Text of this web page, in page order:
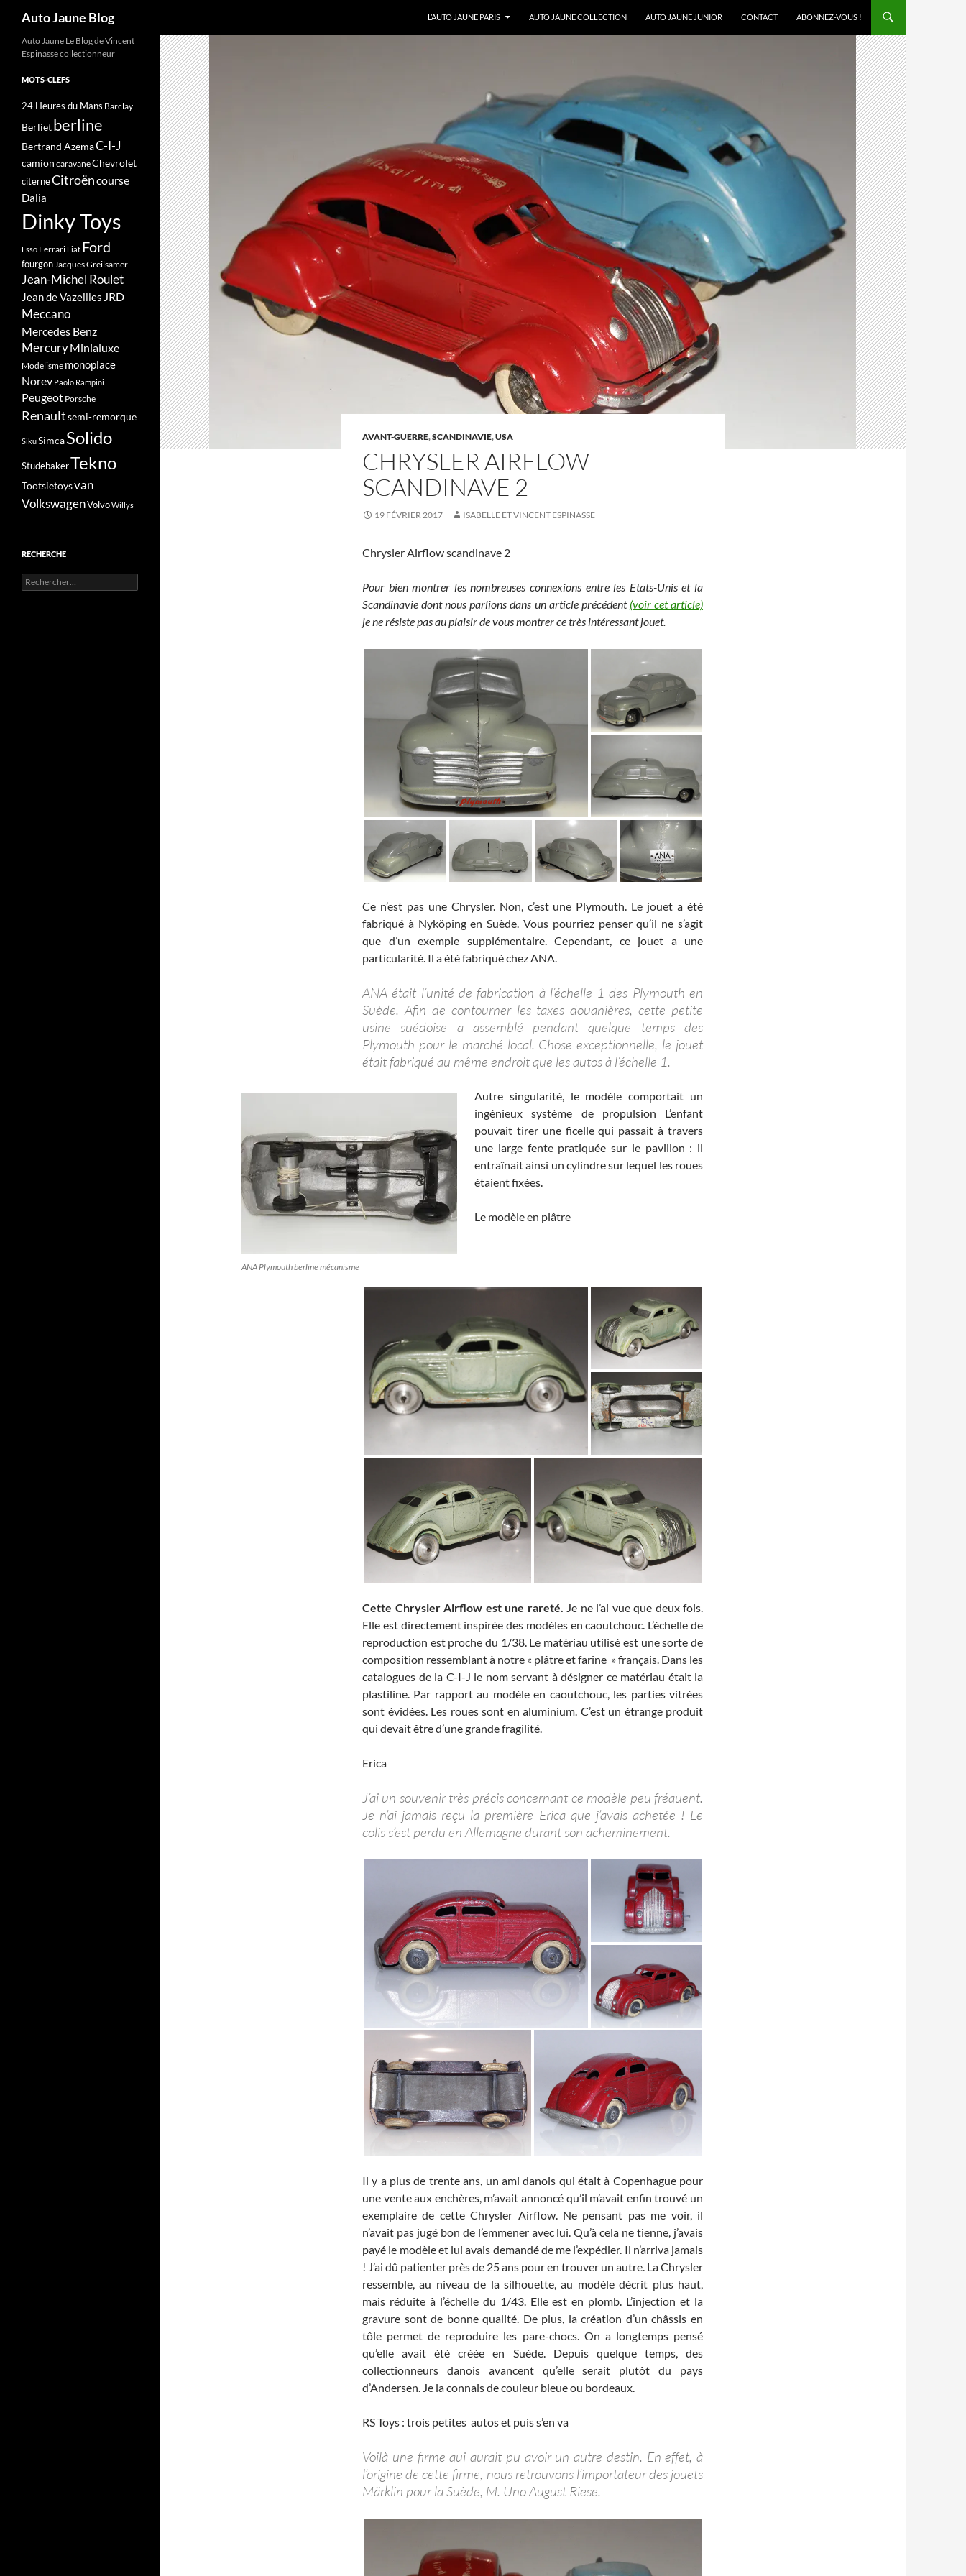
Auto Jaune Blog
L’AUTO JAUNE PARIS
AUTO JAUNE COLLECTION AUTO JAUNE JUNIOR CONTACT ABONNEZ-VOUS !
AVANT-GUERRE,SCANDINAVIE,USA
CHRYSLER AIRFLOW
SCANDINAVE 2
19 FÉVRIER 2017 ISABELLE ET VINCENT ESPINASSE
Chrysler Airflow scandinave 2
Pour bien montrer les nombreuses connexions entre les Etats-Unis et la
Scandinavie dont nous parlions dans un article précédent (voir cet article)
je ne résiste pas au plaisir de vous montrer ce très intéressant jouet.
Ce n’est pas une Chrysler. Non, c’est une Plymouth. Le jouet a été
fabriqué à Nyköping en Suède. Vous pourriez penser qu’il ne s’agit
que d’un exemple supplémentaire. Cependant, ce jouet a une
particularité. Il a été fabriqué chez ANA.
ANA était l’unité de fabrication à l’échelle 1 des Plymouth en
Suède. Afin de contourner les taxes douanières, cette petite
usine suédoise a assemblé pendant quelque temps des
Plymouth pour le marché local. Chose exceptionnelle, le jouet
était fabriqué au même endroit que les autos à l’échelle 1.
ANA Plymouth berline mécanisme
Autre singularité, le modèle comportait un
ingénieux système de propulsion L’enfant
pouvait tirer une ficelle qui passait à travers
une large fente pratiquée sur le pavillon : il
entraînait ainsi un cylindre sur lequel les roues
étaient fixées.
Le modèle en plâtre
Cette Chrysler Airflow est une rareté. Je ne l’ai vue que deux fois.
Elle est directement inspirée des modèles en caoutchouc. L’échelle de
reproduction est proche du 1/38. Le matériau utilisé est une sorte de
composition ressemblant à notre « plâtre et farine » français. Dans les
catalogues de la C-I-J le nom servant à désigner ce matériau était la
plastiline. Par rapport au modèle en caoutchouc, les parties vitrées
sont évidées. Les roues sont en aluminium. C’est un étrange produit
qui devait être d’une grande fragilité.
Erica
J’ai un souvenir très précis concernant ce modèle peu fréquent.
Je n’ai jamais reçu la première Erica que j’avais achetée ! Le
colis s’est perdu en Allemagne durant son acheminement.
Il y a plus de trente ans, un ami danois qui était à Copenhague pour
une vente aux enchères, m’avait annoncé qu’il m’avait enfin trouvé un
exemplaire de cette Chrysler Airflow. Ne pensant pas me voir, il
n’avait pas jugé bon de l’emmener avec lui. Qu’à cela ne tienne, j’avais
payé le modèle et lui avais demandé de me l’expédier. Il n’arriva jamais
! J’ai dû patienter près de 25 ans pour en trouver un autre. La Chrysler
ressemble, au niveau de la silhouette, au modèle décrit plus haut,
mais réduite à l’échelle du 1/43. Elle est en plomb. L’injection et la
gravure sont de bonne qualité. De plus, la création d’un châssis en
tôle permet de reproduire les pare-chocs. On a longtemps pensé
qu’elle avait été créée en Suède. Depuis quelque temps, des
collectionneurs danois avancent qu’elle serait plutôt du pays
d’Andersen. Je la connais de couleur bleue ou bordeaux.
RS Toys : trois petites autos et puis s’en va
Voilà une firme qui aurait pu avoir un autre destin. En effet, à
l’origine de cette firme, nous retrouvons l’importateur des jouets
Märklin pour la Suède, M. Uno August Riese.
Auto Jaune Le Blog de Vincent
Espinasse collectionneur
MOTS-CLEFS
24 Heures du Mans Barclay
Berlietberline
Bertrand AzemaC-I-J
camion caravaneChevrolet
citerneCitroëncourse
Dalia
Dinky Toys
Esso Ferrari Fiat Ford
fourgonJacques Greilsamer
Jean-Michel Roulet
Jean de Vazeilles JRD
Meccano
Mercedes Benz
MercuryMinialuxe
Modelisme monoplace
Norev Paolo Rampini
Peugeot Porsche
Renaultsemi-remorque
SikuSimcaSolido
StudebakerTekno
Tootsietoysvan
VolkswagenVolvoWillys
RECHERCHE
Rechercher :